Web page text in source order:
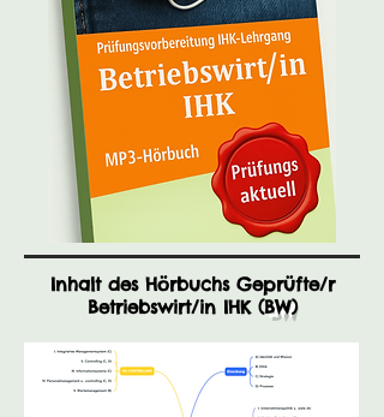
Inhalt des Hörbuchs Geprüfte/r
Betriebswirt/in IHK (BW)